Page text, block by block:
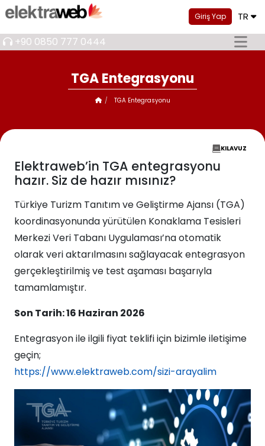
Giriş Yap TR
+90 0850 777 0444
TGA Entegrasyonu
TGA Entegrasyonu
KILAVUZ
Elektraweb’in TGA entegrasyonu
hazır. Siz de hazır mısınız?
Türkiye Turizm Tanıtım ve Geliştirme Ajansı (TGA)
koordinasyonunda yürütülen Konaklama Tesisleri
Merkezi Veri Tabanı Uygulaması’na otomatik
olarak veri aktarılmasını sağlayacak entegrasyon
gerçekleştirilmiş ve test aşaması başarıyla
tamamlamıştır.
Son Tarih: 16 Haziran 2026
Entegrasyon ile ilgili fiyat teklifi için bizimle iletişime
geçin;
https://www.elektraweb.com/sizi-arayalim